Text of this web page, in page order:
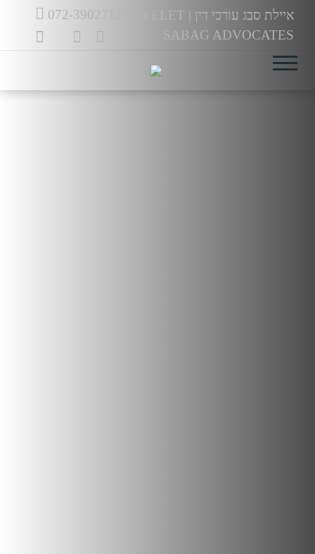
לתוכן
איילת סבג עורכי דין
AYELET
SABAG ADVOCATES
072-3902712